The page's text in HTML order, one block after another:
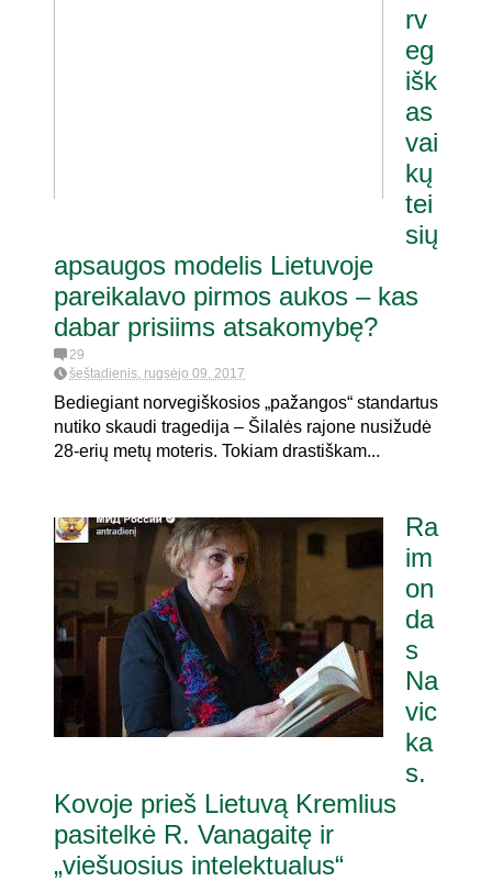
rv
eg
išk
as
vai
kų
tei
sių
apsaugos modelis Lietuvoje
pareikalavo pirmos aukos – kas
dabar prisiims atsakomybę?
29
šeštadienis, rugsėjo 09, 2017
Bediegiant norvegiškosios „pažangos“ standartus
nutiko skaudi tragedija – Šilalės rajone nusižudė
28-erių metų moteris. Tokiam drastiškam...
Ra
im
on
da
s
Na
vic
ka
s.
Kovoje prieš Lietuvą Kremlius
pasitelkė R. Vanagaitę ir
„viešuosius intelektualus“